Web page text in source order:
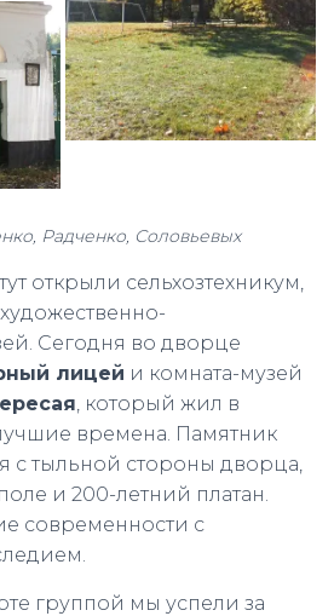
Радченко, Соловьевых
открыли сельхозтехникум,
Сегодня во дворце
лицей и комната-музей
, который жил в
времена. Памятник
с тыльной стороны дворца,
и 200-летний платан.
современности с
группой мы успели за